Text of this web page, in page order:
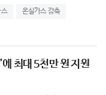
온실가스 감축
에 최대 5천만 원 지원